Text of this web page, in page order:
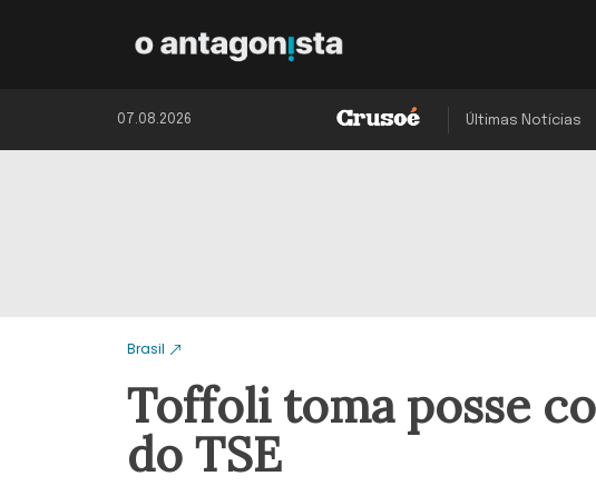
07.08.2026 Últimas Notícias
Brasil
Toffoli toma posse
do TSE